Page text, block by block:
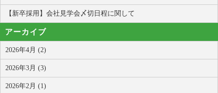
【新卒採用】会社見学会〆切日程に関して
アーカイブ
2026年4月 (2)
2026年3月 (3)
2026年2月 (1)